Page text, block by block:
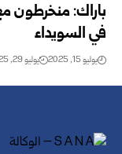
باراك: منخرطون
في السويداء
يوليو 15, 2025 يوليو 29, 2025